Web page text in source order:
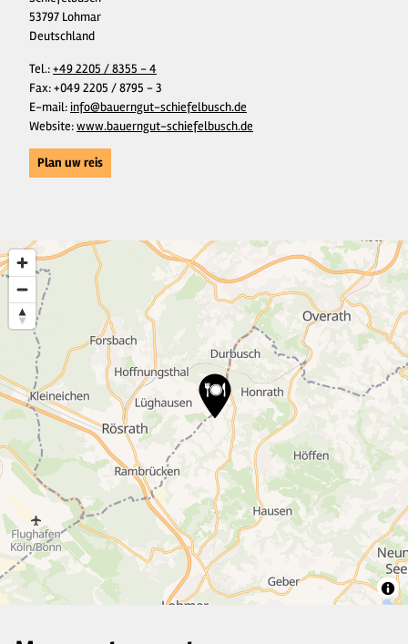
53797 Lohmar
Deutschland
Tel.:+49 2205 / 8355 - 4
Fax:+049 2205 / 8795 - 3
E-mail:info@bauerngut-schiefelbusch.de
Website:www.bauerngut-schiefelbusch.de
Plan uw reis
22
11
7
4
7
2